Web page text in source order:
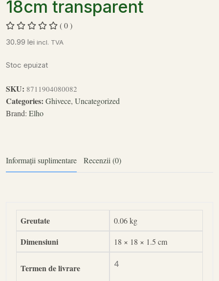
18cm transparent
( 0 )
30.99 lei incl. TVA
Stoc epuizat
SKU: 8711904080082
Categories: Ghivece, Uncategorized
Brand: Elho
Informații suplimentare Recenzii (0)
Greutate 0.06 kg
Dimensiuni 18 × 18 × 1.5 cm
Termen de livrare 4